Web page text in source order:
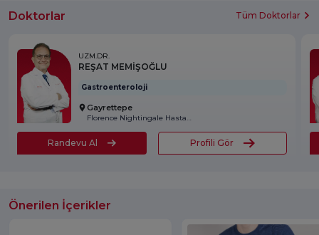
Doktorlar Tüm Doktorlar
UZM.DR.
REŞAT MEMİŞOĞLU
Gastroenteroloji
Gayrettepe
Florence Nightingale Hastanesi
Randevu Al Profili Gör
Önerilen İçerikler